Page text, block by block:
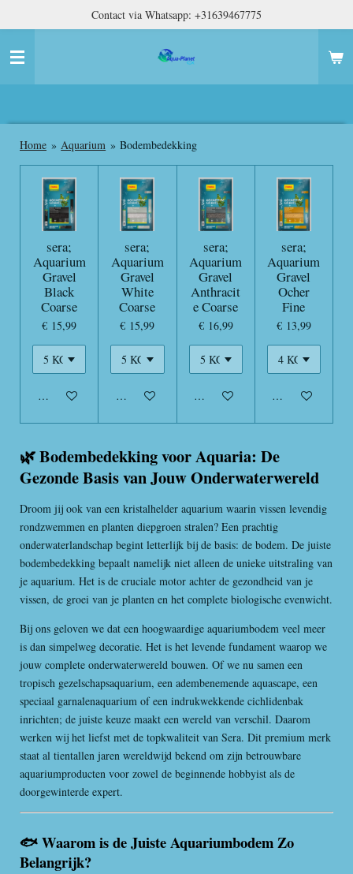
naar
hoofdinhoud
Contact via Whatsapp: +31639467775
Home » Aquarium » Bodembedekking
sera;
Aquarium
Gravel
Black
Coarse
€ 15,99
In winkelwagen
sera;
Aquarium
Gravel
White
Coarse
€ 15,99
In winkelwagen
sera;
Aquarium
Gravel
Anthracit
e Coarse
€ 16,99
In winkelwagen
sera;
Aquarium
Gravel
Ocher
Fine
€ 13,99
In winkelwagen
🌿 Bodembedekking voor Aquaria: De
Gezonde Basis van Jouw Onderwaterwereld
Droom jij ook van een kristalhelder aquarium waarin vissen levendig
rondzwemmen en planten diepgroen stralen? Een prachtig
onderwaterlandschap begint letterlijk bij de basis: de bodem. De juiste
bodembedekking bepaalt namelijk niet alleen de unieke uitstraling van
je aquarium. Het is de cruciale motor achter de gezondheid van je
vissen, de groei van je planten en het complete biologische evenwicht.
Bij ons geloven we dat een hoogwaardige aquariumbodem veel meer
is dan simpelweg decoratie. Het is het levende fundament waarop we
jouw complete onderwaterwereld bouwen. Of we nu samen een
tropisch gezelschapsaquarium, een adembenemende aquascape, een
speciaal garnalenaquarium of een indrukwekkende cichlidenbak
inrichten; de juiste keuze maakt een wereld van verschil. Daarom
werken wij het liefst met de topkwaliteit van Sera. Dit premium merk
staat al tientallen jaren wereldwijd bekend om zijn betrouwbare
aquariumproducten voor zowel de beginnende hobbyist als de
doorgewinterde expert.
🐟 Waarom is de Juiste Aquariumbodem Zo
Belangrijk?